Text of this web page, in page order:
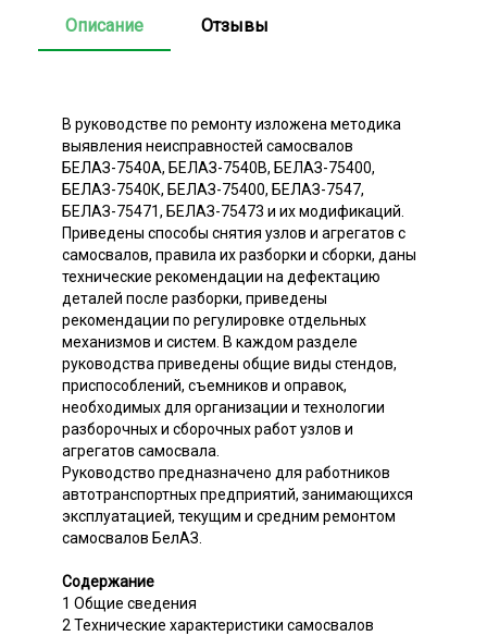
Описание Отзывы
В руководстве по ремонту изложена методика
выявления неисправностей самосвалов
БЕЛАЗ-7540А, БЕЛАЗ-7540В, БЕЛАЗ-75400,
БЕЛАЗ-7540К, БЕЛАЗ-75400, БЕЛАЗ-7547,
БЕЛАЗ-75471, БЕЛАЗ-75473 и их модификаций.
Приведены способы снятия узлов и агрегатов с
самосвалов, правила их разборки и сборки, даны
технические рекомендации на дефектацию
деталей после разборки, приведены
рекомендации по регулировке отдельных
механизмов и систем. В каждом разделе
руководства приведены общие виды стендов,
приспособлений, съемников и оправок,
необходимых для организации и технологии
разборочных и сборочных работ узлов и
агрегатов самосвала.
Руководство предназначено для работников
автотранспортных предприятий, занимающихся
эксплуатацией, текущим и средним ремонтом
самосвалов БелАЗ.
Содержание
1 Общие сведения
2 Технические характеристики самосвалов